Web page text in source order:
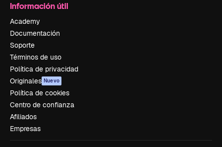
Información útil
Academy
Documentación
Soporte
Términos de uso
Política de privacidad
Originales Nuevo
Política de cookies
Centro de confianza
Afiliados
Empresas